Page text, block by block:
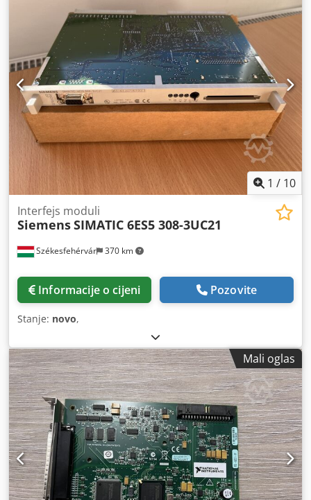
1 / 10
Székesfehérvár 370 km
Interfejs moduli
SiemensSIMATIC 6ES5 308-3UC21
Informacije o cijeni Pozovite
Stanje: novo,
Mali oglas